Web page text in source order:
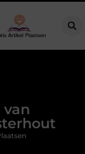
in Arnhem